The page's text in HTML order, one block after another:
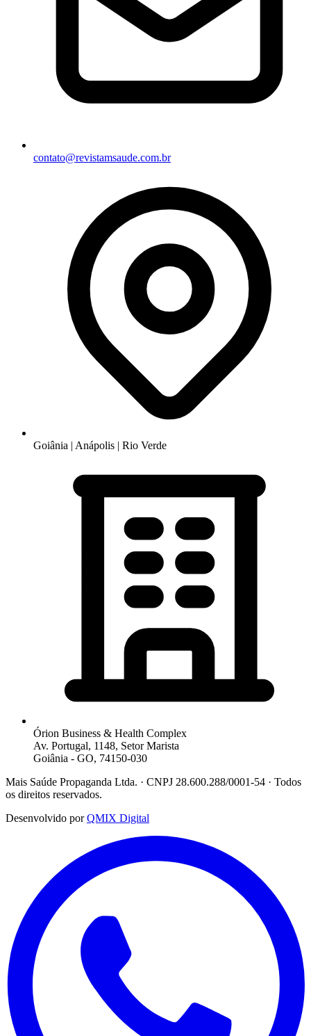
contato@revistamsaude.com.br
Goiânia | Anápolis | Rio Verde
Órion Business & Health Complex
Av. Portugal, 1148, Setor Marista
Goiânia - GO, 74150-030
Mais Saúde Propaganda Ltda. · CNPJ 28.600.288/0001-54 · Todos
os direitos reservados.
Desenvolvido por QMIX Digital